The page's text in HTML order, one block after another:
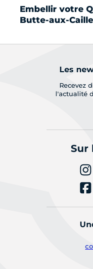
Embellir votre
Butte-aux-
Les
Recevez
l'actualité
Sur